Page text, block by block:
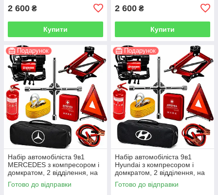
2 600 ₴
Купити
2 600 ₴
Купити
Подарунок
Набір автомобіліста 9в1
MERCEDES з компресором і
домкратом, 2 відділення, на
липучках, чорний
Готово до відправки
Подарунок
Набір автомобіліста 9в1
Hyundai з компресором і
домкратом, 2 відділення, на
липучках, чорний
Готово до відправки